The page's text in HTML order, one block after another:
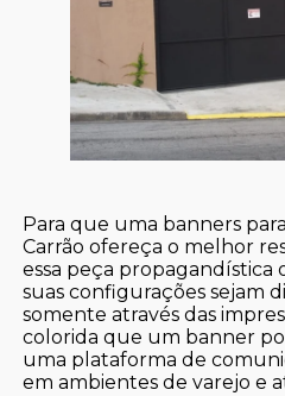
Para que uma banners
Carrão ofereça o melhor
essa peça propagandística
suas configurações sejam
somente através das
colorida que um banner
uma plataforma de
em ambientes de varejo e